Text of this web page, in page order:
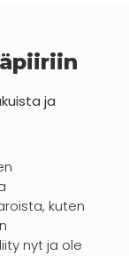
ja
kuten
nyt ja ole